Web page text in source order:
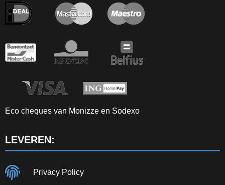
Eco cheques van Monizze en Sodexo
LEVEREN:
Privacy Policy